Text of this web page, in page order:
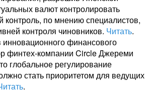
валют контролировать
контроль, по мнению специалистов,
контроля чиновников. Читать.
финансового
финтех-компании Circle Джереми
глобальное регулирование
стать приоритетом для ведущих
.